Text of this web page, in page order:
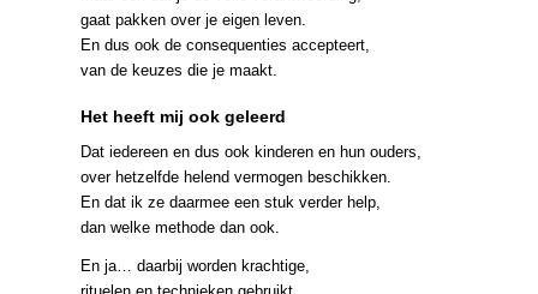
gaat pakken over je eigen leven.
En dus ook de consequenties accepteert,
van de keuzes die je maakt.
Het heeft mij ook geleerd
Dat iedereen en dus ook kinderen en hun ouders,
over hetzelfde helend vermogen beschikken.
En dat ik ze daarmee een stuk verder help,
dan welke methode dan ook.
En ja… daarbij worden krachtige,